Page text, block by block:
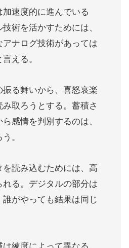
速度的に進んでいる
術を活かすためには、
ナログ技術があっては
える。
る舞いから、喜怒哀楽
取ろうとする。蓄積さ
感情を判別するのは、
。
読み込むためには、高
れる。デジタルの部分は
がやっても結果は同じ
練度によって異なる。